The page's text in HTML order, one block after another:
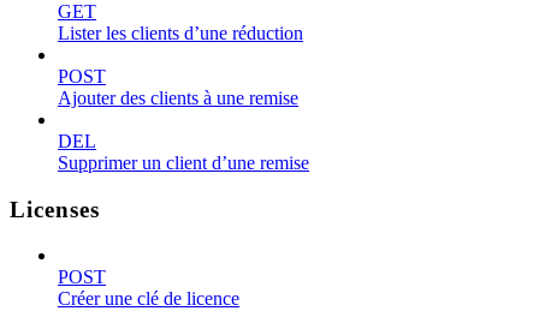
GET
Lister les clients d’une réduction
POST
Ajouter des clients à une remise
DEL
Supprimer un client d’une remise
Licenses
POST
Créer une clé de licence